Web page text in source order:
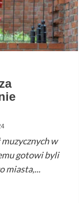
w
gotowi byli
miasta,...